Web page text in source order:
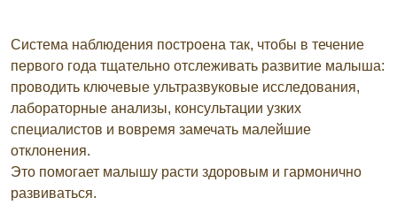
Система наблюдения построена так, чтобы в течение
первого года тщательно отслеживать развитие малыша:
проводить ключевые ультразвуковые исследования,
лабораторные анализы, консультации узких
специалистов и вовремя замечать малейшие
отклонения.
Это помогает малышу расти здоровым и гармонично
развиваться.